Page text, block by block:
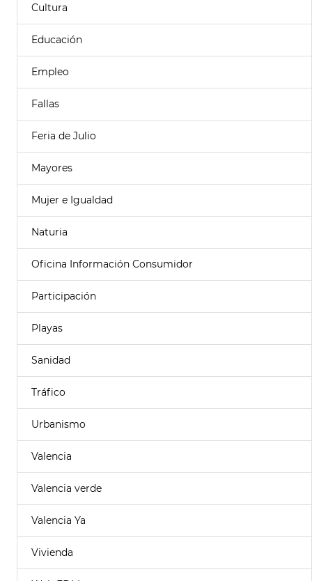
Cultura
Educación
Empleo
Fallas
Feria de Julio
Mayores
Mujer e Igualdad
Naturia
Oficina Información Consumidor
Participación
Playas
Sanidad
Tráfico
Urbanismo
Valencia
Valencia verde
Valencia Ya
Vivienda